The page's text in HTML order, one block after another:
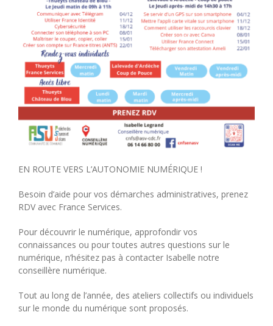
EN ROUTE VERS L’AUTONOMIE NUMÉRIQUE !
Besoin d’aide pour vos démarches administratives, prenez
RDV avec France Services.
Pour découvrir le numérique, approfondir vos
connaissances ou pour toutes autres questions sur le
numérique, n’hésitez pas à contacter Isabelle notre
conseillère numérique.
Tout au long de l’année, des ateliers collectifs ou individuels
sur le monde du numérique sont proposés.